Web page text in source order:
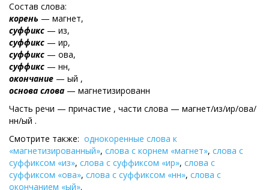
Состав слова:
корень — магнет,
суффикс — из,
суффикс — ир,
суффикс — ова,
суффикс — нн,
окончание — ый ,
основа слова — магнетизированн
Часть речи — причастие , части слова — магнет/из/ир/ова/
нн/ый .
Смотрите также: однокоренные слова к
«магнетизированный», слова с корнем «магнет», слова с
суффиксом «из», слова с суффиксом «ир», слова с
суффиксом «ова», слова с суффиксом «нн», слова с
окончанием «ый».